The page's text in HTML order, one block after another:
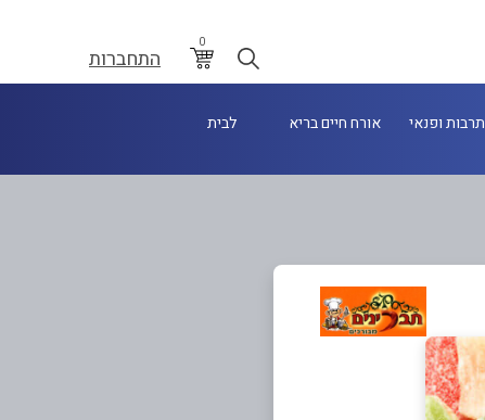
0
התחברות
תרבות ופנאי אורח חיים בריא לבית